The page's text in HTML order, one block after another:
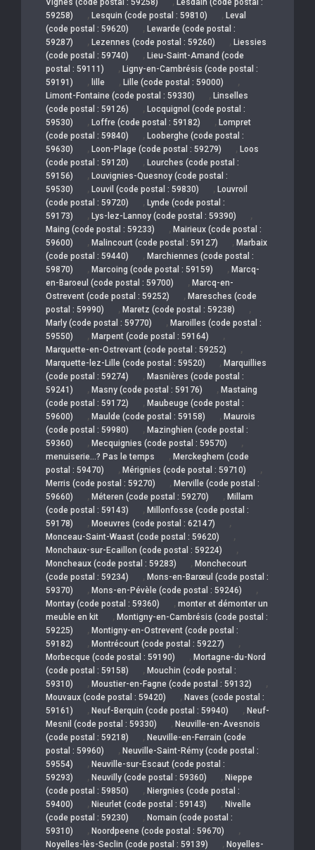
59258)
, Lesquin (code postal : 59810) , Leval
(code postal : 59620)
, Lewarde (code postal :
59287)
, Lezennes (code postal : 59260) , Liessies
(code postal : 59740)
, Lieu-Saint-Amand (code
postal : 59111)
, Ligny-en-Cambrésis (code postal :
59191)
, lille , Lille (code postal : 59000) ,
Limont-Fontaine (code postal : 59330) , Linselles
(code postal : 59126)
, Locquignol (code postal :
59530)
, Loffre (code postal : 59182) , Lompret
(code postal : 59840)
, Looberghe (code postal :
59630)
, Loon-Plage (code postal : 59279) , Loos
(code postal : 59120)
, Lourches (code postal :
59156)
, Louvignies-Quesnoy (code postal :
59530)
, Louvil (code postal : 59830) , Louvroil
(code postal : 59720)
, Lynde (code postal :
59173)
, Lys-lez-Lannoy (code postal : 59390) ,
Maing (code postal : 59233) , Mairieux (code postal :
59600)
, Malincourt (code postal : 59127) , Marbaix
(code postal : 59440)
, Marchiennes (code postal :
59870)
, Marcoing (code postal : 59159) , Marcq-
en-Baroeul (code postal : 59700)
, Marcq-en-
Ostrevent (code postal : 59252)
, Maresches (code
postal : 59990)
, Maretz (code postal : 59238) ,
Marly (code postal : 59770) , Maroilles (code postal :
59550)
, Marpent (code postal : 59164) ,
Marquette-en-Ostrevant (code postal : 59252) ,
Marquette-lez-Lille (code postal : 59520) , Marquillies
(code postal : 59274)
, Masnières (code postal :
59241)
, Masny (code postal : 59176) , Mastaing
(code postal : 59172)
, Maubeuge (code postal :
59600)
, Maulde (code postal : 59158) , Maurois
(code postal : 59980)
, Mazinghien (code postal :
59360)
, Mecquignies (code postal : 59570) ,
menuiserie…? Pas le temps , Merckeghem (code
postal : 59470)
, Mérignies (code postal : 59710) ,
Merris (code postal : 59270) , Merville (code postal :
59660)
, Méteren (code postal : 59270) , Millam
(code postal : 59143)
, Millonfosse (code postal :
59178)
, Moeuvres (code postal : 62147) ,
Monceau-Saint-Waast (code postal : 59620) ,
Monchaux-sur-Ecaillon (code postal : 59224) ,
Moncheaux (code postal : 59283) , Monchecourt
(code postal : 59234)
, Mons-en-Barœul (code postal :
59370)
, Mons-en-Pévèle (code postal : 59246) ,
Montay (code postal : 59360) , monter et démonter un
meuble en kit
, Montigny-en-Cambrésis (code postal :
59225)
, Montigny-en-Ostrevent (code postal :
59182)
, Montrécourt (code postal : 59227) ,
Morbecque (code postal : 59190) , Mortagne-du-Nord
(code postal : 59158)
, Mouchin (code postal :
59310)
, Moustier-en-Fagne (code postal : 59132) ,
Mouvaux (code postal : 59420) , Naves (code postal :
59161)
, Neuf-Berquin (code postal : 59940) , Neuf-
Mesnil (code postal : 59330)
, Neuville-en-Avesnois
(code postal : 59218)
, Neuville-en-Ferrain (code
postal : 59960)
, Neuville-Saint-Rémy (code postal :
59554)
, Neuville-sur-Escaut (code postal :
59293)
, Neuvilly (code postal : 59360) , Nieppe
(code postal : 59850)
, Niergnies (code postal :
59400)
, Nieurlet (code postal : 59143) , Nivelle
(code postal : 59230)
, Nomain (code postal :
59310)
, Noordpeene (code postal : 59670) ,
Noyelles-lès-Seclin (code postal : 59139) , Noyelles-